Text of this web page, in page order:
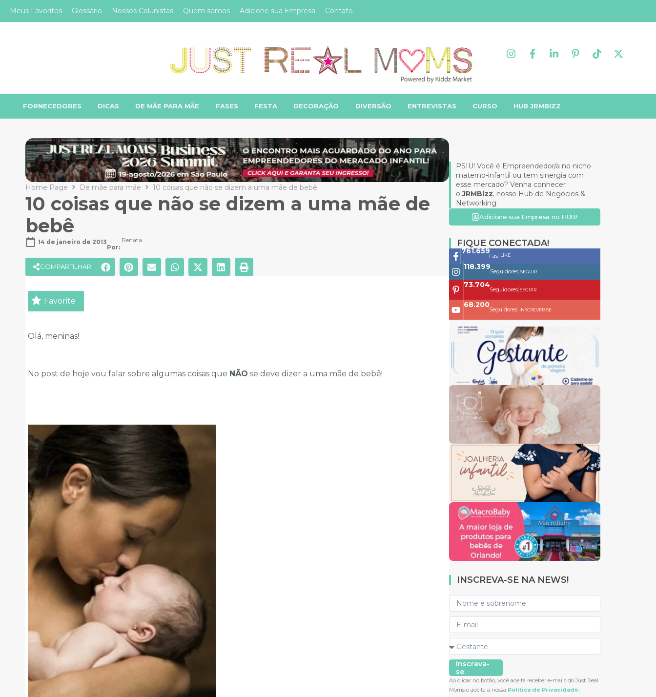
Meus Favoritos Glossário Nossos Colunistas Quem somos Adicione sua Empresa Contato
FORNECEDORES DICAS DE MÃE PARA MÃE FASES FESTA DECORAÇÃO DIVERSÃO ENTREVISTAS CURSO HUB JRMBIZZ
Home Page De mãe para mãe 10 coisas que não se dizem a uma mãe de bebê
10 coisas que não se dizem a uma mãe de
bebê
14 de janeiro de 2013
Por:
Renata
COMPARTILHAR
Favorite
Olá, meninas!
No post de hoje vou falar sobre algumas coisas que NÃO se deve dizer a uma mãe de bebê!
PSIU! Você é Empreendedor/a no nicho
materno-infantil ou tem sinergia com
esse mercado? Venha conhecer
oJRMBizz, nosso Hub de Negócios &
Networking:
Adicione sua Empresa no HUB!
FIQUE CONECTADA!
761.659
Fãs LIKE
118.399
Seguidores| SEGUIR
73.704
Seguidores| SEGUIR
68.200
Seguidores| INSCREVER-SE
INSCREVA-SE NA NEWS!
Inscreva-
se
Ao clicar no botão, você aceita receber e-mails do Just Real
Moms e aceita a nossa Política de Privacidade.